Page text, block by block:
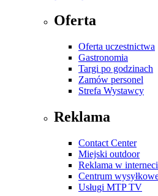
Oferta
Oferta uczestnictwa
Gastronomia
Targi po godzinach
Zamów personel
Strefa Wystawcy
Reklama
Contact Center
Miejski outdoor
Reklama w
Centrum
Usługi MTP TV